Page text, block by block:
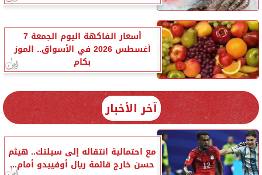
أسعار الفاكهة اليوم الجمعة 7
أغسطس 2026 في الأسواق.. الموز
بكام
آخر الأخبار
مع احتمالية انتقاله إلى سيلتك.. هيثم
حسن خارج قائمة ريال أوفييدو أمام...